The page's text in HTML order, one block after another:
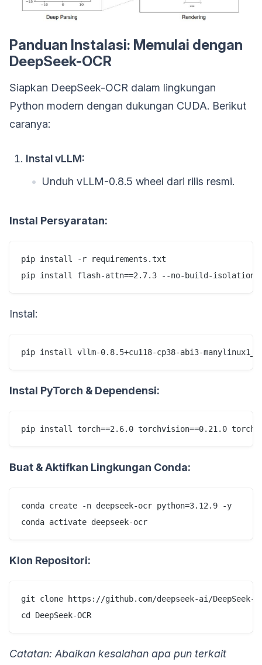
Panduan Instalasi: Memulai dengan
DeepSeek-OCR
Siapkan DeepSeek-OCR dalam lingkungan
Python modern dengan dukungan CUDA. Berikut
caranya:
Instal vLLM:
Unduh vLLM-0.8.5 wheel dari rilis resmi.
Instal Persyaratan:
pip install -r requirements.txt
Instal:
Instal PyTorch & Dependensi:
Buat & Aktifkan Lingkungan Conda:
conda create -n deepseek-ocr python=3.12.9 -y
Klon Repositori:
git clone https://github.com/deepseek-ai/DeepSeek-
Catatan: Abaikan kesalahan apa pun terkait